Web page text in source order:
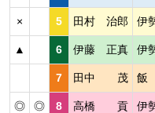
× 5 田村 治郎 伊
▲ 6 伊藤 正真 伊
7 田中 茂 飯
◎ ◎ 8 高橋 貢 伊